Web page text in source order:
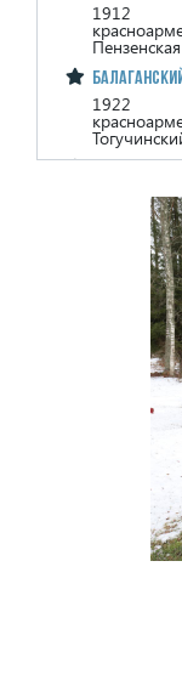
1912
1922
Баннов
ст. сержант
Безруков
Белов
Белов
рядовой,
Брюшков